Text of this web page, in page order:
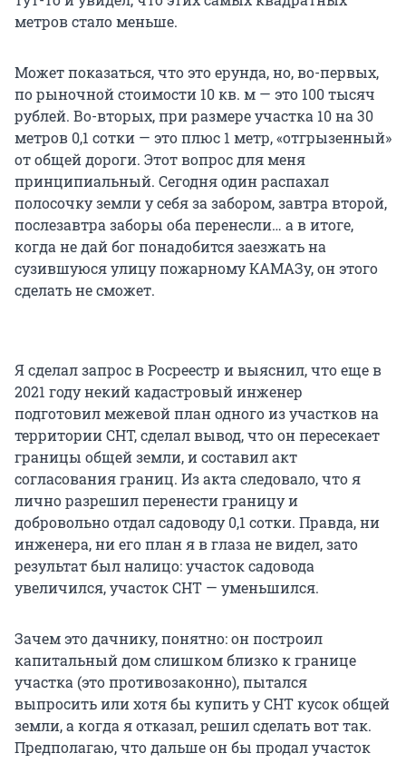
метров стало меньше.
Может показаться, что это ерунда, но, во-первых,
по рыночной стоимости 10 кв. м — это 100 тысяч
рублей. Во-вторых, при размере участка 10 на 30
метров 0,1 сотки — это плюс 1 метр, «отгрызенный»
от общей дороги. Этот вопрос для меня
принципиальный. Сегодня один распахал
полосочку земли у себя за забором, завтра второй,
послезавтра заборы оба перенесли… а в итоге,
когда не дай бог понадобится заезжать на
сузившуюся улицу пожарному КАМАЗу, он этого
сделать не сможет.
Я сделал запрос в Росреестр и выяснил, что еще в
2021 году некий кадастровый инженер
подготовил межевой план одного из участков на
территории СНТ, сделал вывод, что он пересекает
границы общей земли, и составил акт
согласования границ. Из акта следовало, что я
лично разрешил перенести границу и
добровольно отдал садоводу 0,1 сотки. Правда, ни
инженера, ни его план я в глаза не видел, зато
результат был налицо: участок садовода
увеличился, участок СНТ — уменьшился.
Зачем это дачнику, понятно: он построил
капитальный дом слишком близко к границе
участка (это противозаконно), пытался
выпросить или хотя бы купить у СНТ кусок общей
земли, а когда я отказал, решил сделать вот так.
Предполагаю, что дальше он бы продал участок